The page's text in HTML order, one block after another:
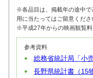
※各品目は、掲載年の途中で
用に当たってはご留意くださ
※平成27年からの映画観覧料
参考資料
総務省統計局「小
長野県統計書（15